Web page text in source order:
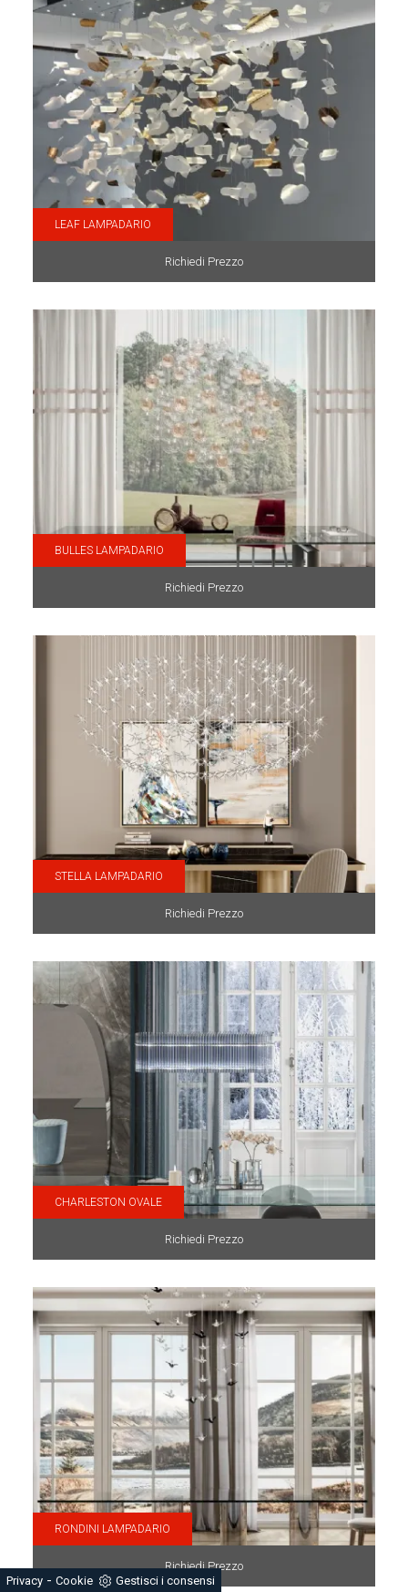
LEAF LAMPADARIO
Richiedi Prezzo
BULLES LAMPADARIO
Richiedi Prezzo
STELLA LAMPADARIO
Richiedi Prezzo
CHARLESTON OVALE
Richiedi Prezzo
RONDINI LAMPADARIO
Richiedi Prezzo
Privacy - Cookie Gestisci i consensi